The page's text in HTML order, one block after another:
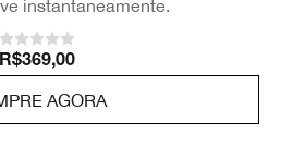
instantaneamente.
R$369,00
AGORA